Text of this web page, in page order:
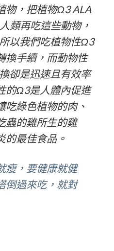
物，把植物Ω3 ALA
類再吃這些動物，
以我們吃植物性Ω3
換手續，而動物性
卻是迅速且有效率
的Ω3是人體內促進
吃綠色植物的肉、
蟲的雞所生的雞
的最佳食品。
瘦，要健康就健
倒過來吃，就對